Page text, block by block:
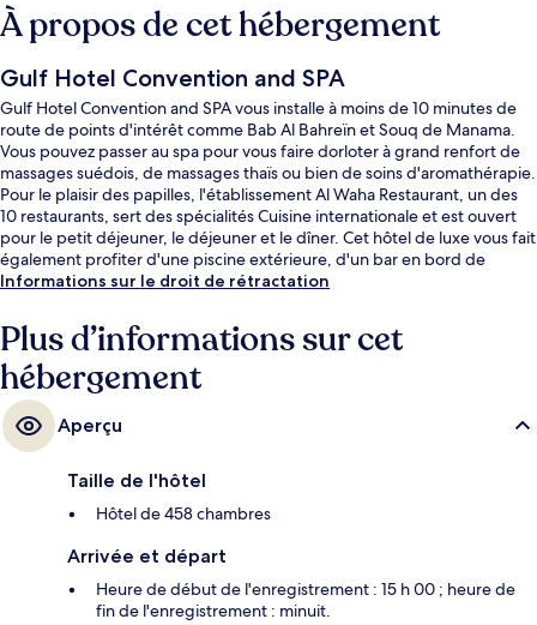
À propos de cet hébergement
Gulf Hotel Convention and SPA
Gulf Hotel Convention and SPA vous installe à moins de 10 minutes de
route de points d'intérêt comme Bab Al Bahreïn et Souq de Manama.
Vous pouvez passer au spa pour vous faire dorloter à grand renfort de
massages suédois, de massages thaïs ou bien de soins d'aromathérapie.
Pour le plaisir des papilles, l'établissement Al Waha Restaurant, un des
10 restaurants, sert des spécialités Cuisine internationale et est ouvert
pour le petit déjeuner, le déjeuner et le dîner. Cet hôtel de luxe vous fait
également profiter d'une piscine extérieure, d'un bar en bord de
piscine et d'un centre de remise en forme. Les autres voyageurs
Informations sur le droit de rétractation
Plus d’informations sur cet
hébergement
Aperçu
Taille de l'hôtel
Hôtel de 458 chambres
Arrivée et départ
Heure de début de l'enregistrement : 15 h 00 ; heure de
fin de l'enregistrement : minuit.